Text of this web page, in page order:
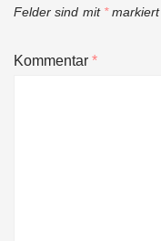
Felder sind mit *markiert
Kommentar*